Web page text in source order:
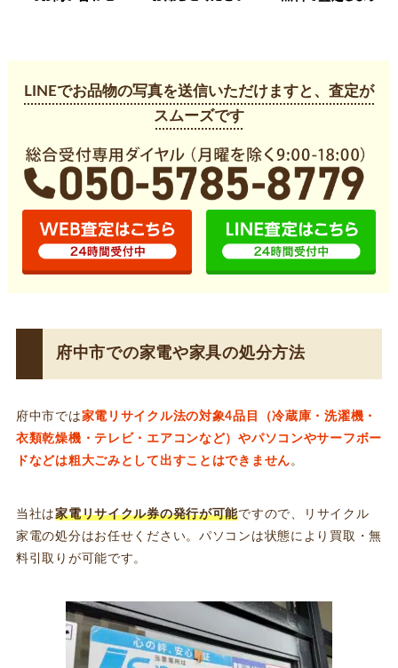
矢崎町 四谷
若松町
LINEでお品物の写真を送信いただけますと、査定が
スムーズです
府中市での家電や家具の処分方法
府中市では家電リサイクル法の対象4品目（冷蔵庫・洗濯機・
衣類乾燥機・テレビ・エアコンなど）やパソコンやサーフボー
ドなどは粗大ごみとして出すことはできません 。
当社は家電リサイクル券の発行が可能ですので、リサイクル
家電の処分はお任せください。パソコンは状態により買取・無
料引取りが可能です。